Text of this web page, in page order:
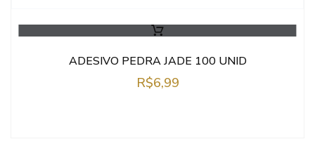
ADESIVO PEDRA JADE 100 UNID
R$6,99